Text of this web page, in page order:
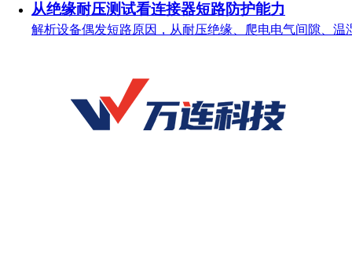
从绝缘耐压测试看连接器短路防护能力
解析设备偶发短路原因，从耐压绝缘、爬电电气间隙、温